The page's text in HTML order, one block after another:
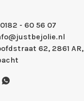
0182 - 60 56 07
62, 2861 AR,